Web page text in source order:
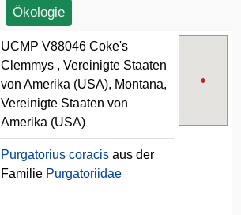
Ökologie
UCMP V88046 Coke's
Clemmys , Vereinigte Staaten
von Amerika (USA), Montana,
Vereinigte Staaten von
Amerika (USA)
Purgatorius coracis aus der
Familie Purgatoriidae